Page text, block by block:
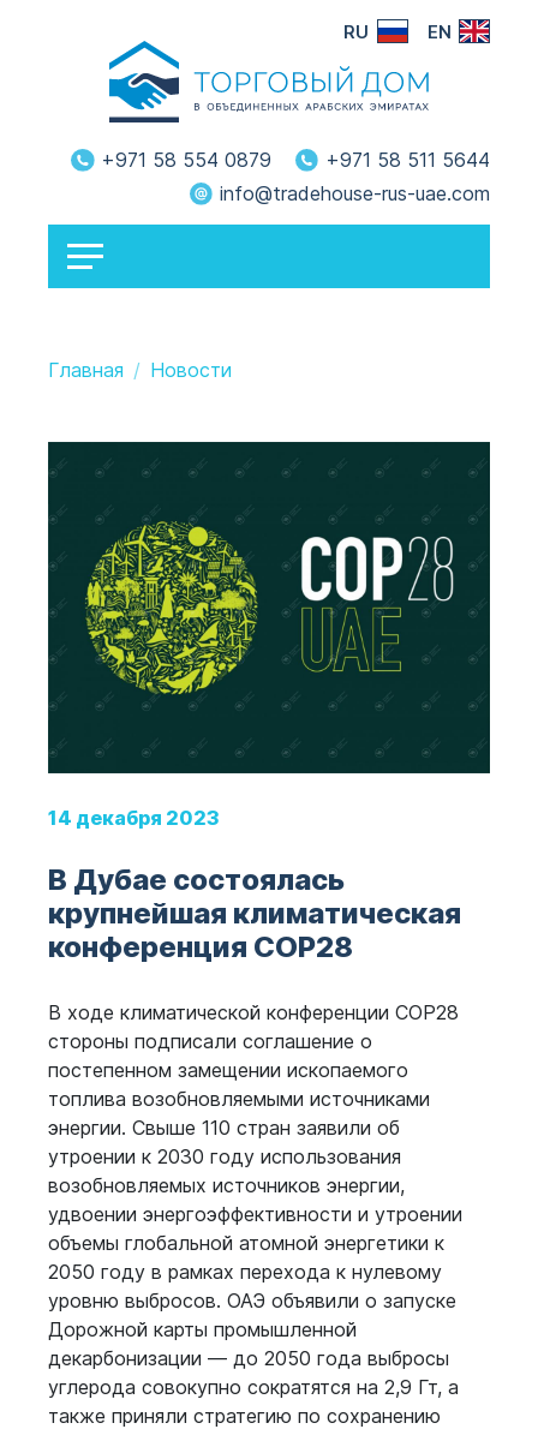
RU EN
+971 58 554 0879
+971 58 511 5644
info@tradehouse-rus-uae.com
Главная Новости
14 декабря 2023
В Дубае состоялась
крупнейшая климатическая
конференция COP28
В ходе климатической конференции COP28
стороны подписали соглашение о
постепенном замещении ископаемого
топлива возобновляемыми источниками
энергии. Свыше 110 стран заявили об
утроении к 2030 году использования
возобновляемых источников энергии,
удвоении энергоэффективности и утроении
объемы глобальной атомной энергетики к
2050 году в рамках перехода к нулевому
уровню выбросов. ОАЭ объявили о запуске
Дорожной карты промышленной
декарбонизации — до 2050 года выбросы
углерода совокупно сократятся на 2,9 Гт, а
также приняли стратегию по сохранению